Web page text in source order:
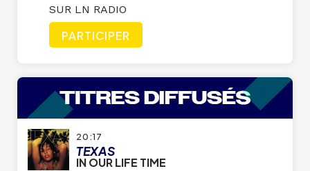
SUR LN RADIO
PARTICIPER
20:17
TEXAS
IN OUR LIFE TIME